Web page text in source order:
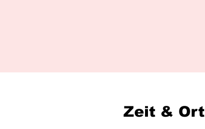
Zeit & Ort